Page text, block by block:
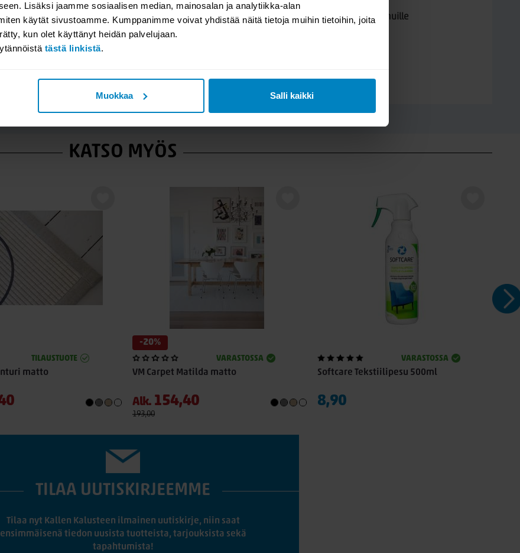
Lisäksi jaamme sosiaalisen median, mainosalan ja analytiikka-alan
käytät sivustoamme. Kumppanimme voivat yhdistää näitä tietoja muihin tietoihin, joita
kun olet käyttänyt heidän palvelujaan.
tästä linkistä.
Muokkaa Salli kaikki
Kysymys/vastaus saa näkyä muille
KATSO MYÖS
TILAUSTUOTE
matto
-20%
VARASTOSSA
VM Carpet Matilda matto
Alk. 154,40
193,00
VARASTOSSA
Softcare Tekstiilipesu 500ml
8,90
TILAA UUTISKIRJEEMME
Tilaa nyt Kallen Kalusteen ilmainen uutiskirje, niin saat
ensimmäisenä tiedon uusista tuotteista, tarjouksista sekä
tapahtumista!